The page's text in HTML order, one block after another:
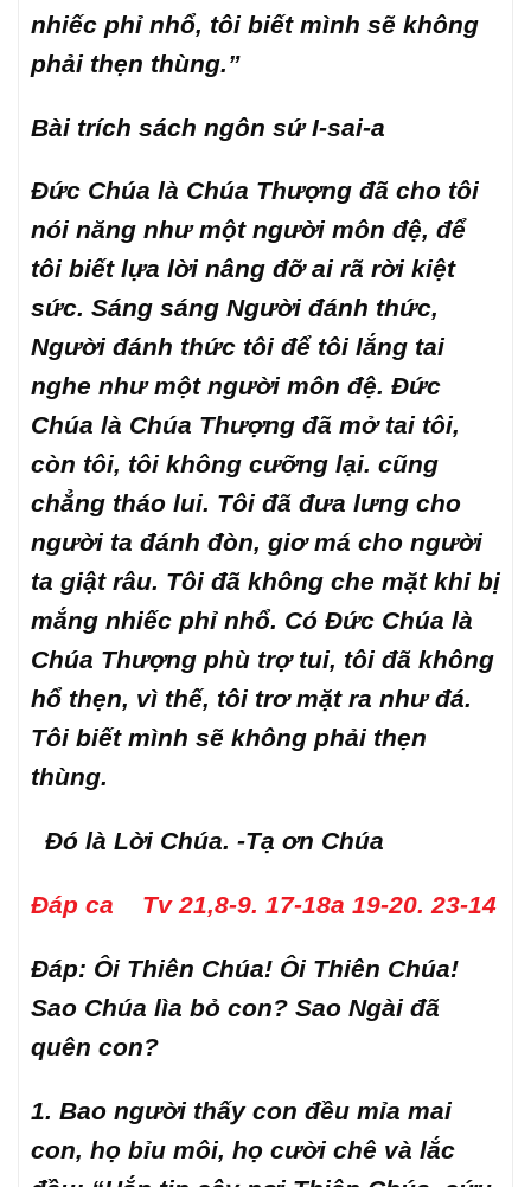
nhiếc phỉ nhổ, tôi biết mình sẽ không
phải thẹn thùng.”
Bài trích sách ngôn sứ I-sai-a
Đức Chúa là Chúa Thượng đã cho tôi
nói năng như một người môn đệ, để
tôi biết lựa lời nâng đỡ ai rã rời kiệt
sức. Sáng sáng Người đánh thức,
Người đánh thức tôi để tôi lắng tai
nghe như một người môn đệ. Đức
Chúa là Chúa Thượng đã mở tai tôi,
còn tôi, tôi không cưỡng lại. cũng
chẳng tháo lui. Tôi đã đưa lưng cho
người ta đánh đòn, giơ má cho người
ta giật râu. Tôi đã không che mặt khi bị
mắng nhiếc phỉ nhổ. Có Đức Chúa là
Chúa Thượng phù trợ tui, tôi đã không
hổ thẹn, vì thế, tôi trơ mặt ra như đá.
Tôi biết mình sẽ không phải thẹn
thùng.
Đó là Lời Chúa. -Tạ ơn Chúa
Đáp ca Tv 21,8-9. 17-18a 19-20. 23-14
Đáp: Ôi Thiên Chúa! Ôi Thiên Chúa!
Sao Chúa lìa bỏ con? Sao Ngài đã
quên con?
1. Bao người thấy con đều mỉa mai
con, họ bỉu môi, họ cười chê và lắc